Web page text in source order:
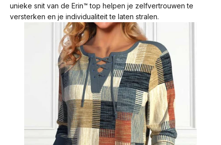
unieke snit van de Erin™ top helpen je zelfvertrouwen te
versterken en je individualiteit te laten stralen.